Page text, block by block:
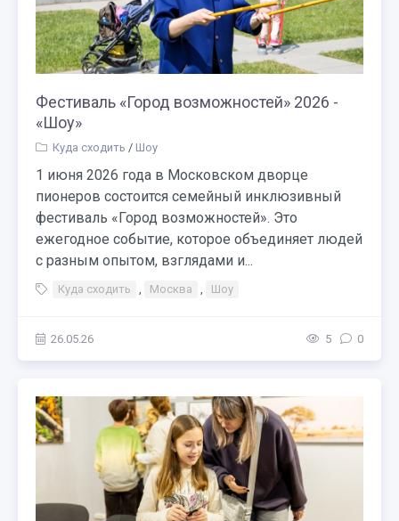
Фестиваль «Город возможностей» 2026 -
«Шоу»
Куда сходить / Шоу
1 июня 2026 года в Московском дворце
пионеров состоится семейный инклюзивный
фестиваль «Город возможностей». Это
ежегодное событие, которое объединяет людей
с разным опытом, взглядами и...
Куда сходить , Москва , Шоу
26.05.26 5 0